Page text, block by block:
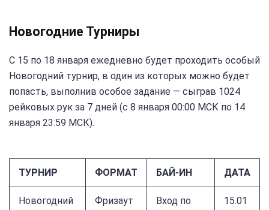
Новогодние Турниры
С 15 по 18 января ежедневно будет проходить особый
Новогодний турнир, в один из которых можно будет
попасть, выполнив особое задание — сыграв 1024
рейковых рук за 7 дней (с 8 января 00:00 МСК по 14
января 23:59 МСК).
ТУРНИР ФОРМАТ БАЙ-ИН ДАТА
Новогодний
Фризаут
Вход по
15.01